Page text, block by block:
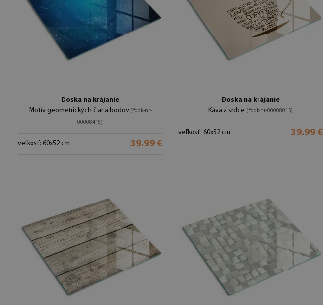
Doska na krájanie
Motív geometrických čiar a bodov (#ddk-nr-
00008415)
veľkosť: 60x52 cm 39.99 €
Doska na krájanie
Káva a srdce (#ddk-nr-00008015)
veľkosť: 60x52 cm 39.99 €